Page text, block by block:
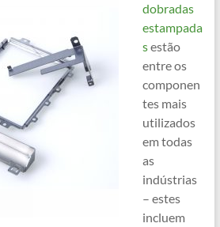
dobradas
estampada
sestão
entre os
componen
tes mais
utilizados
em todas
as
indústrias
– estes
incluem